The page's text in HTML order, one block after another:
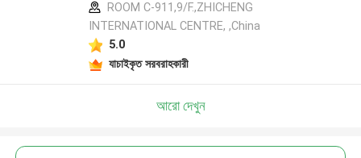
ROOM C-911,9/F.,ZHICHENG
INTERNATIONAL CENTRE, ,China
5.0
যাচাইকৃত সরবরাহকারী
আরো দেখুন